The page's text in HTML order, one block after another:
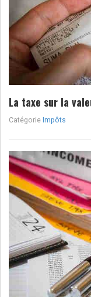
La taxe sur la
Catégorie Impôts